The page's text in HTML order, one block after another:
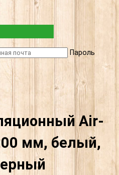
Пароль
Air-
мм, белый,